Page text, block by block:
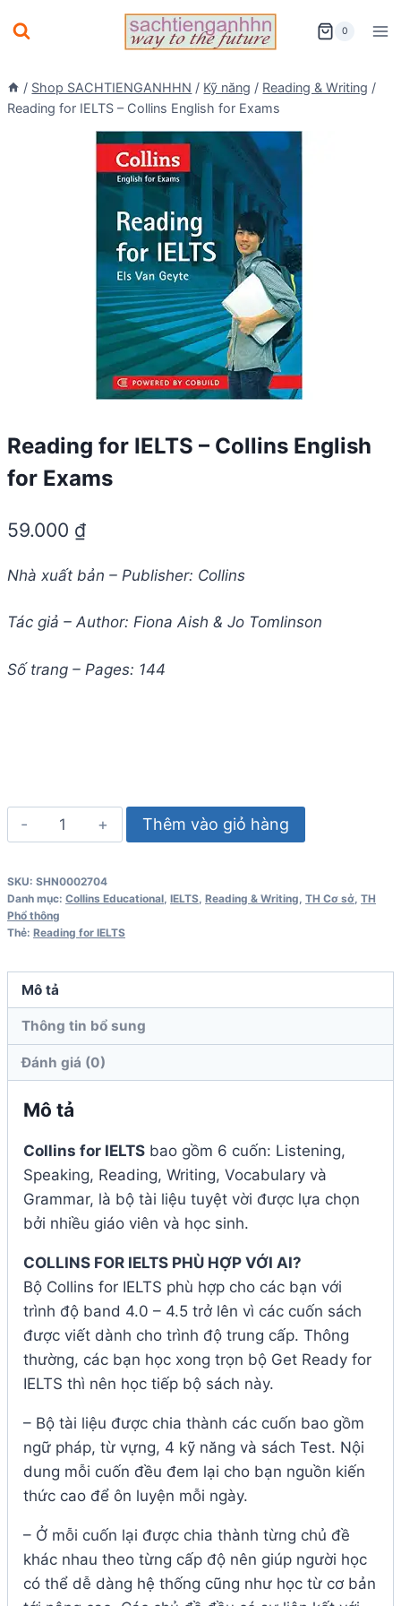
to
0
/ Shop SACHTIENGANHHN / Kỹ năng / Reading & Writing /
Reading for IELTS – Collins English for Exams
Reading for IELTS – Collins English
for Exams
59.000 ₫
Nhà xuất bản – Publisher: Collins
Tác giả – Author: Fiona Aish & Jo Tomlinson
Số trang – Pages: 144
Reading
for
-
Collins
English
Exams
số
lượng
Thêm vào giỏ hàng
SKU: SHN0002704
Danh mục: Collins Educational IELTS Reading & Writing TH Cơ sở TH
Phổ thông
Thẻ: Reading for IELTS
Mô tả
Thông tin bổ sung
Đánh giá (0)
Mô tả
Collins for IELTS bao gồm 6 cuốn: Listening,
Speaking, Reading, Writing, Vocabulary và
Grammar, là bộ tài liệu tuyệt vời được lựa chọn
bởi nhiều giáo viên và học sinh.
COLLINS FOR IELTS PHÙ HỢP VỚI AI?
Bộ Collins for IELTS phù hợp cho các bạn với
trình độ band 4.0 – 4.5 trở lên vì các cuốn sách
được viết dành cho trình độ trung cấp. Thông
thường, các bạn học xong trọn bộ Get Ready for
IELTS thì nên học tiếp bộ sách này.
– Bộ tài liệu được chia thành các cuốn bao gồm
ngữ pháp, từ vựng, 4 kỹ năng và sách Test. Nội
dung mỗi cuốn đều đem lại cho bạn nguồn kiến
thức cao để ôn luyện mỗi ngày.
– Ở mỗi cuốn lại được chia thành từng chủ đề
khác nhau theo từng cấp độ nên giúp người học
có thể dễ dàng hệ thống cũng như học từ cơ bản